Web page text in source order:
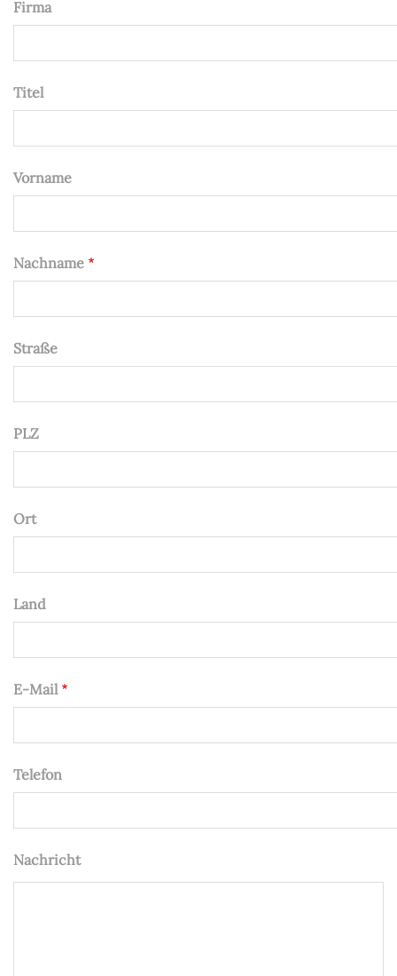
Firma
Titel
Vorname
Nachname
Straße
PLZ
Ort
Land
E-Mail
Telefon
Nachricht